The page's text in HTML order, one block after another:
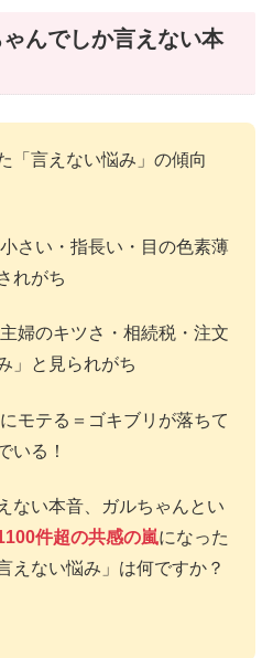
んでしか言えない本
「言えない悩み」の傾向
小さい・指長い・目の色素薄
れがち
主婦のキツさ・相続税・注文
」と見られがち
にモテる＝ゴキブリが落ちて
いる！
ない本音、ガルちゃんとい
件超の共感の嵐になった
えない悩み」は何ですか？